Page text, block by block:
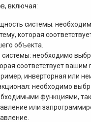
включая:
системы:
которая
объекта.
системы: необходимо
соответствует вашим
инверторная или
необходимо
функциями,
или